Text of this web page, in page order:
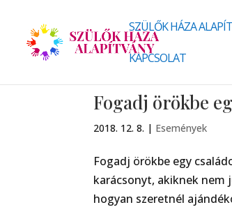
SZÜLŐK HÁZA
KAPCSOLAT
Fogadj örökbe
2018. 12. 8. | Események
Fogadj örökbe egy
karácsonyt, akiknek nem
hogyan szeretnél